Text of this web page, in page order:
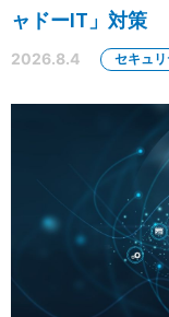
ャドーIT」対策
2026.8.4 セキュ